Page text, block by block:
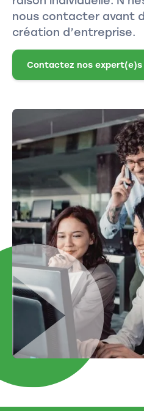
nous contacter avant
création d’entreprise.
Contactez nos expert(e)s